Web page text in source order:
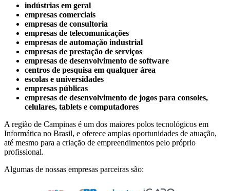
indústrias em geral
empresas comerciais
empresas de consultoria
empresas de telecomunicações
empresas de automação industrial
empresas de prestação de serviços
empresas de desenvolvimento de software
centros de pesquisa em qualquer área
escolas e universidades
empresas públicas
empresas de desenvolvimento de jogos para consoles,
celulares, tablets e computadores
A região de Campinas é um dos maiores polos tecnológicos em
Informática no Brasil, e oferece amplas oportunidades de atuação,
até mesmo para a criação de empreendimentos pelo próprio
profissional.
Algumas de nossas empresas parceiras são: